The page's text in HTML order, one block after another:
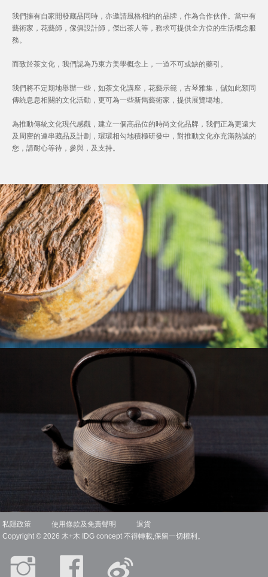
我們擁有自家開發藏品同時，亦邀請風格相約的品牌，作為合作伙伴。當中有
藝術家，花藝師，傢俱設計師，傑出茶人等，務求可提供全方位的生活概念服
務。
而致於茶文化，我們認為乃東方美學概念上，一道不可或缺的藥引。
我們將不定期地舉辦一些，如茶文化講座，花藝示範，古琴雅集，儲如此類同
傳統息息相關的文化活動，更可為一些新雋藝術家，提供展覽塲地。
為推動傳統文化現代感觀，建立一個高品位的時尚文化品牌，我們正為更遠大
及周密的連串藏品及計劃，環環相勾地積極研發中，對推動文化亦充滿熱誠的
您，請耐心等待，參與，及支持。
私隱政策 使用條款及免責聲明
退貨
Copyright © 2026 木+木 IDG concept 不得轉載,保留一切權利。
448